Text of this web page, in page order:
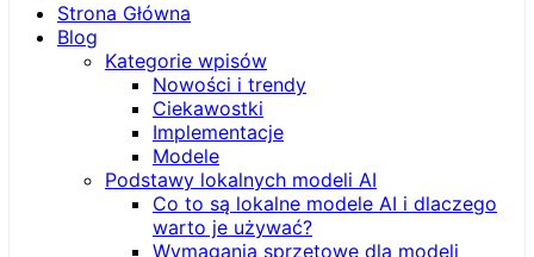
Strona Główna
Blog
Kategorie wpisów
Nowości i trendy
Ciekawostki
Implementacje
Modele
Podstawy lokalnych modeli AI
Co to są lokalne modele AI i dlaczego
warto je używać?
Wymagania sprzętowe dla modeli